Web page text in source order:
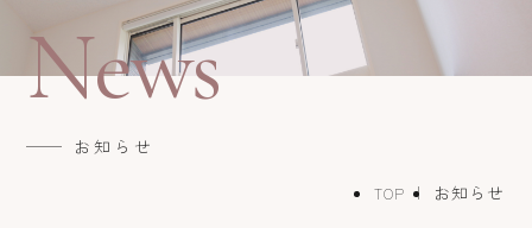
News
お知らせ
TOP お知らせ